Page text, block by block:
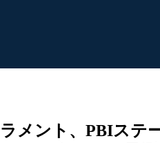
メント、PBIステ